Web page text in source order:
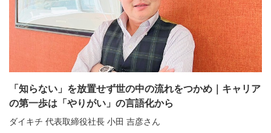
「知らない」を放置せず世の中の流れをつかめ｜キャリア
の第一歩は「やりがい」の言語化から
ダイキチ 代表取締役社長 小田 吉彦さん